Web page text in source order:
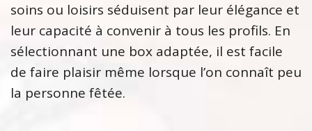
soins ou loisirs séduisent par leur élégance et
leur capacité à convenir à tous les profils. En
sélectionnant une box adaptée, il est facile
de faire plaisir même lorsque l’on connaît peu
la personne fêtée.